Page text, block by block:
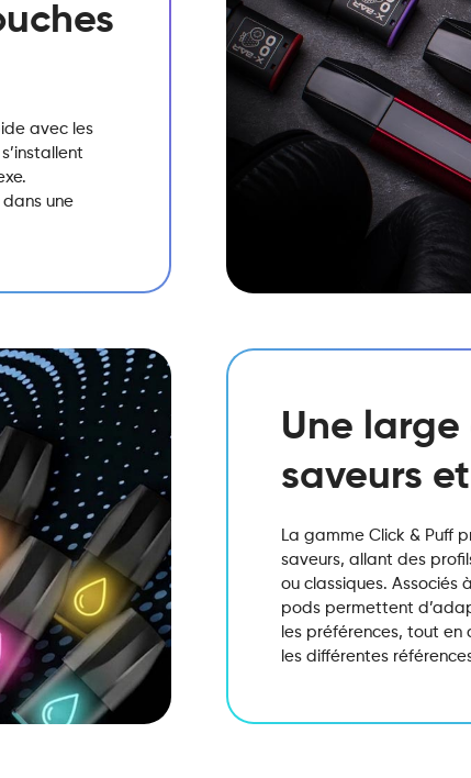
avec les
dans une
Une
saveurs
La gamme Click & Puff
saveurs, allant des
ou classiques. Associés
pods permettent
les préférences, tout en
les différentes